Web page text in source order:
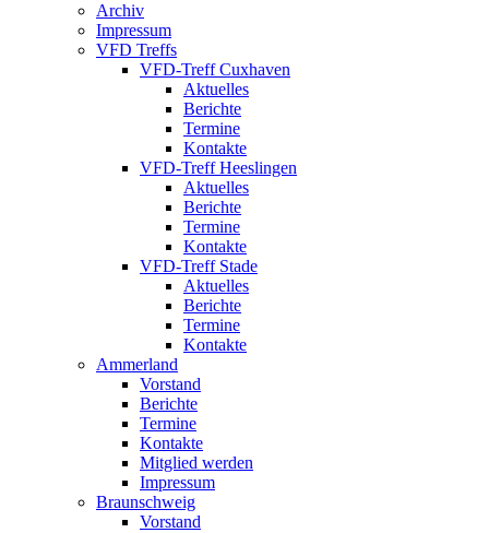
Archiv
Impressum
VFD Treffs
VFD-Treff Cuxhaven
Aktuelles
Berichte
Termine
Kontakte
VFD-Treff Heeslingen
Aktuelles
Berichte
Termine
Kontakte
VFD-Treff Stade
Aktuelles
Berichte
Termine
Kontakte
Ammerland
Vorstand
Berichte
Termine
Kontakte
Mitglied werden
Impressum
Braunschweig
Vorstand